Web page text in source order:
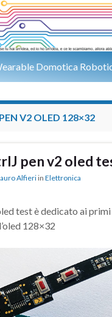
Domotica
V2 OLED 128×32
pen v2 oled
Alfieri in Elettronica
test è dedicato ai primi
128×32